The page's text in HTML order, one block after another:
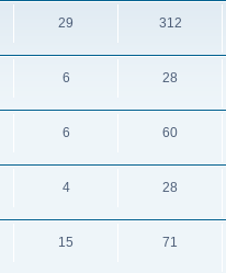
29 312
6 28
6 60
4 28
15 71